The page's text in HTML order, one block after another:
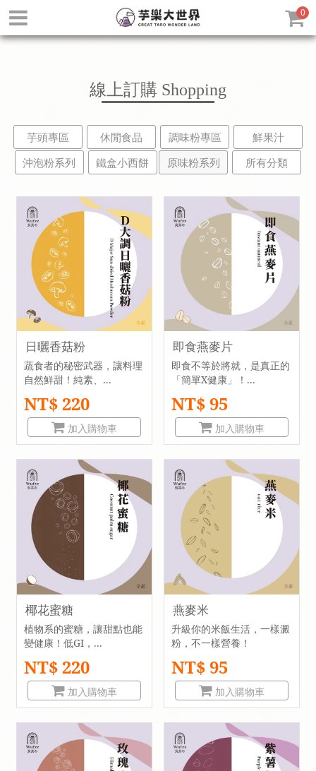
0
線上訂購 Shopping
芋頭專區 休閒食品 調味粉專區
鮮果汁
沖泡粉系列
鐵盒小西餅 原味粉系列 所有分類
日曬香菇粉
蔬食者的秘密武器，讓料理
自然鮮甜！純素、...
NT$ 220
加入購物車
即食燕麥片
即食不等於將就，是真正的
「簡單X健康」！...
NT$ 95
加入購物車
椰花蜜糖
植物系的蜜糖，讓甜點也能
變健康！低GI，...
NT$ 220
加入購物車
燕麥米
升級你的米飯生活，一樣澱
粉，不一樣營養！
NT$ 95
加入購物車